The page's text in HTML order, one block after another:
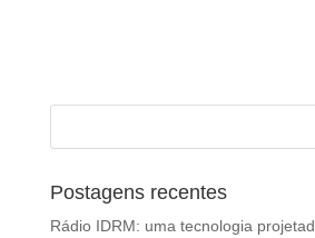
Postagens recentes
Rádio IDRM: uma tecnologia